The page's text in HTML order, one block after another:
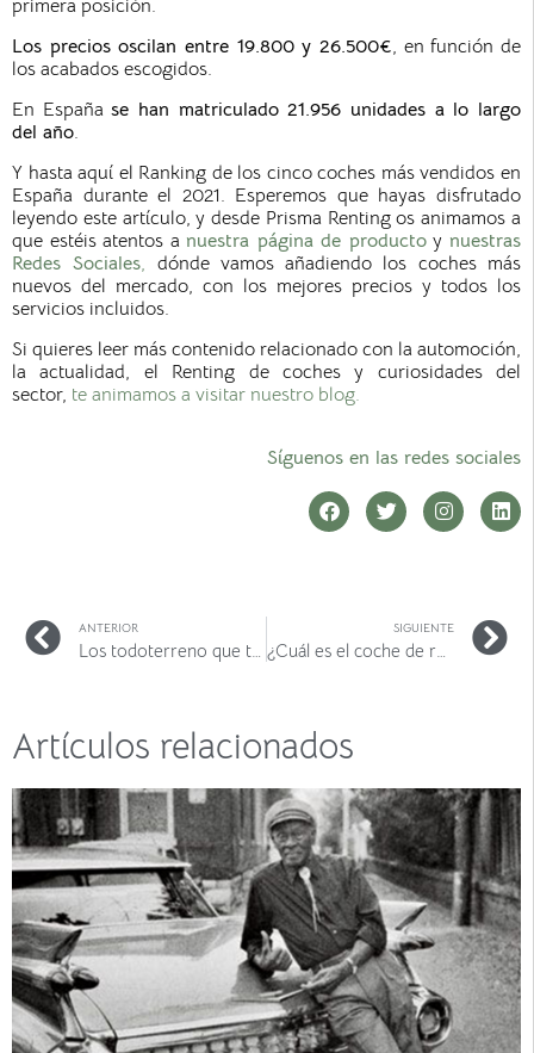
primera posición.
Los precios oscilan entre 19.800 y 26.500€, en función de
los acabados escogidos.
En Españase han matriculado 21.956 unidades a lo largo
del año.
Y hasta aquí el Ranking de los cinco coches más vendidos en
España durante el 2021. Esperemos que hayas disfrutado
leyendo este artículo, y desde Prisma Renting os animamos a
que estéis atentos a nuestra página de productoy nuestras
Redes Sociales, dónde vamos añadiendo los coches más
nuevos del mercado, con los mejores precios y todos los
servicios incluidos.
Si quieres leer más contenido relacionado con la automoción,
la actualidad, el Renting de coches y curiosidades del
sector, te animamos a visitar nuestro blog.
Síguenos en las redes sociales
ANTERIOR
Los todoterreno que triunfarán en 2022
SIGUIENTE
¿Cuál es el coche de renting más barato? Listado julio 2026
Artículos relacionados